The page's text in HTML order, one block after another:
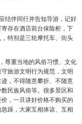
结伴同行并告知导游，记好
存在酒店前台保险柜，下
特别是三轮摩托车、街头
尊重当地的风俗习惯、文化
旅游文明行为规范，文明
，不得随意攀折、不随意
民族风俗等。很多景区和
，一旦讲好价格不购买的
躁，大家互相体谅、互相